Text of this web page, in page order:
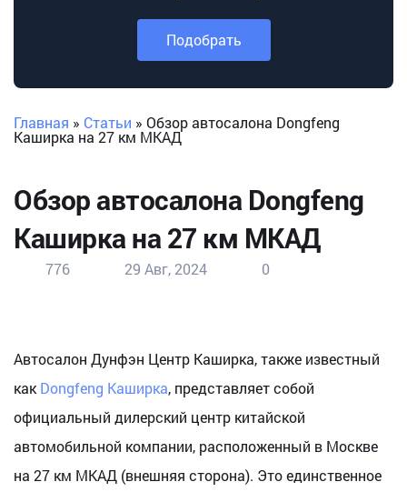
Подобрать
Главная » Статьи » Обзор автосалона Dongfeng
Каширка на 27 км МКАД
Обзор автосалона Dongfeng
Каширка на 27 км МКАД
776 29 Авг, 2024 0
Автосалон Дунфэн Центр Каширка, также известный
как Dongfeng Каширка, представляет собой
официальный дилерский центр китайской
автомобильной компании, расположенный в Москве
на 27 км МКАД (внешняя сторона). Это единственное